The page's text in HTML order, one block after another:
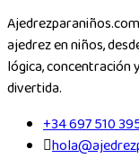
ajedrez en niños,
lógica,
divertida.
+34 697 510